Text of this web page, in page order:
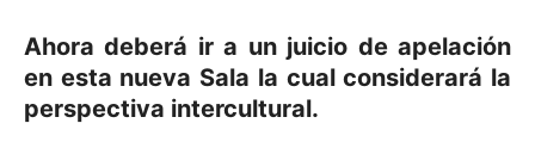
Ahora deberá ir a un juicio de apelación
en esta nueva Sala la cual considerará la
perspectiva intercultural.